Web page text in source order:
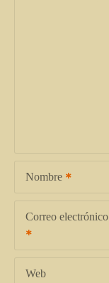
Nombre
Correo electrónico
Web